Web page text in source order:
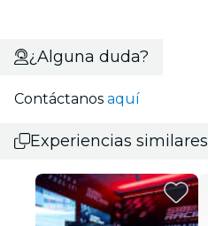
¿Alguna duda?
Contáctanos aquí
Experiencias similares